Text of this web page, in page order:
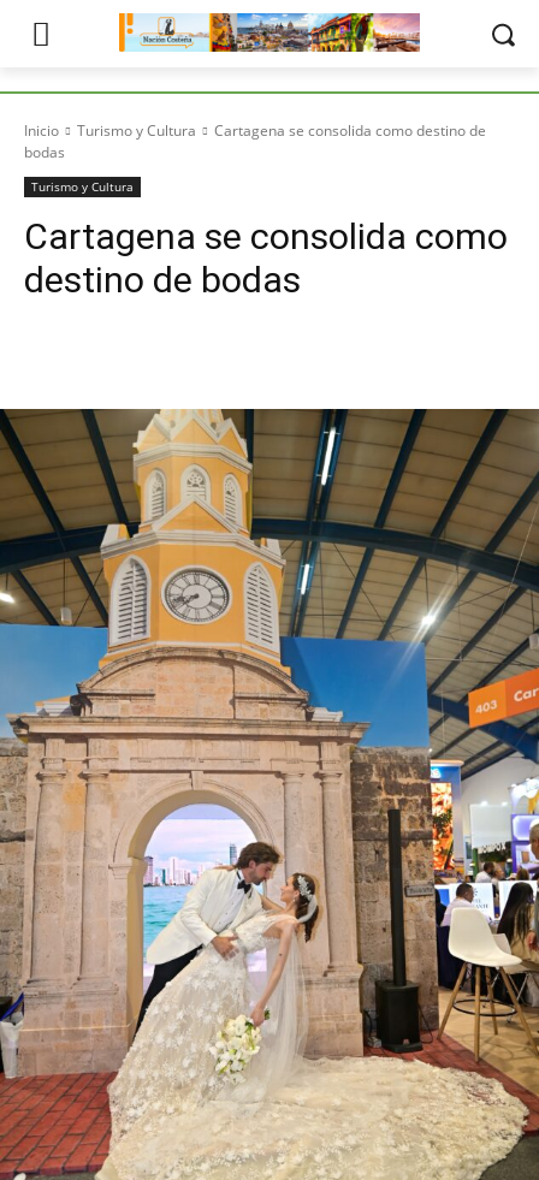
Inicio Turismo y Cultura
Cartagena se consolida como destino de
bodas
Turismo y Cultura
Cartagena se consolida como
destino de bodas